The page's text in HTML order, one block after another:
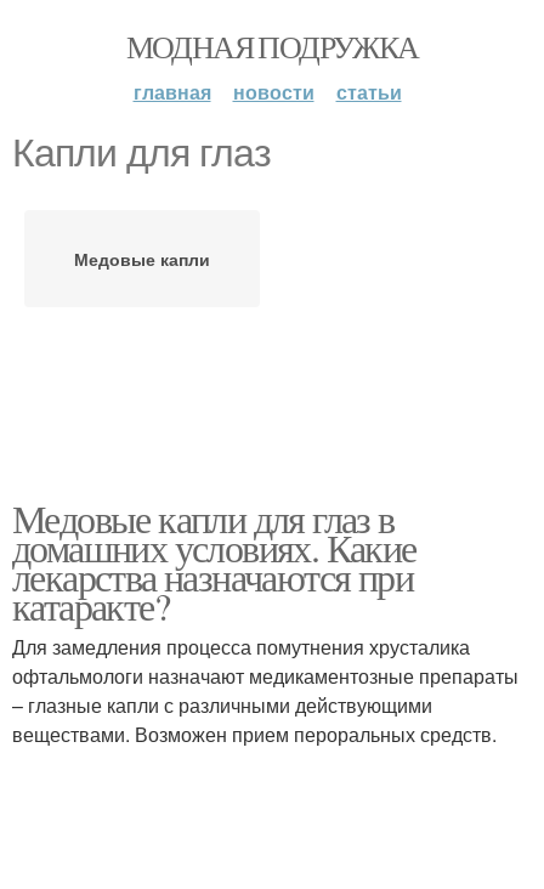
МОДНАЯ ПОДРУЖКА
главная новости статьи
Капли для глаз
Медовые капли
Медовые капли для глаз в
домашних условиях. Какие
лекарства назначаются при
катаракте?
Для замедления процесса помутнения хрусталика
офтальмологи назначают медикаментозные препараты
– глазные капли с различными действующими
веществами. Возможен прием пероральных средств.